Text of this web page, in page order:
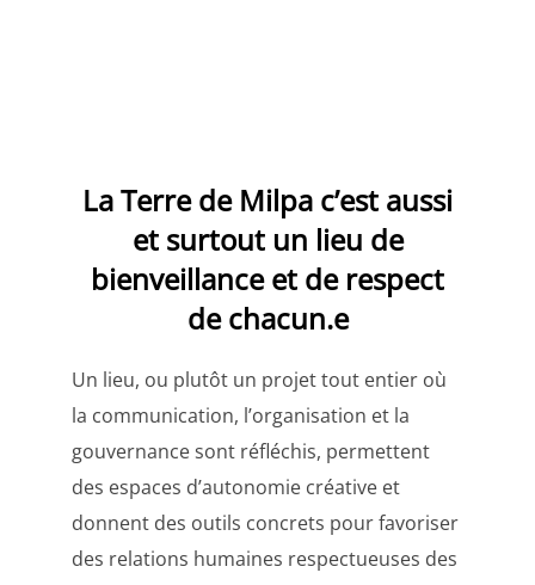
La Terre de Milpa c’est aussi
et surtout un lieu de
bienveillance et de respect
de chacun.e
Un lieu, ou plutôt un projet tout entier où
la communication, l’organisation et la
gouvernance sont réfléchis, permettent
des espaces d’autonomie créative et
donnent des outils concrets pour favoriser
des relations humaines respectueuses des